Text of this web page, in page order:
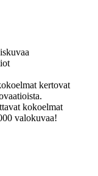
kertovat
kokoelmat
valokuvaa!